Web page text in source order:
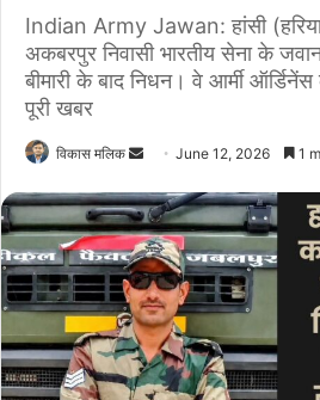
Indian Army Jawan: हांसी
अकबरपुर निवासी भारतीय सेना के
बीमारी के बाद निधन। वे आर्मी
पूरी खबर
विकास मलिक
n
d
a
n
e
m
a
June 12, 2026 1